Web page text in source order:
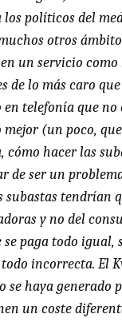
los políticos del
otros
un servicio como
de lo más caro
en telefonía que
mejor (un poco,
hacer las
de ser un
subastas tendrían
y no del
paga todo igual,
incorrecta. El
se haya generado
un coste